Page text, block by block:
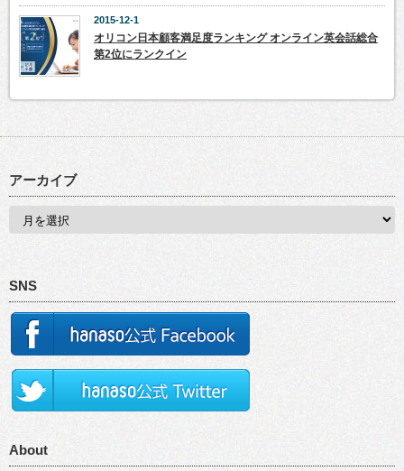
2015-12-1
オリコン日本顧客満足度ランキング オンライン英会話総合
第2位にランクイン
アーカイブ
SNS
About